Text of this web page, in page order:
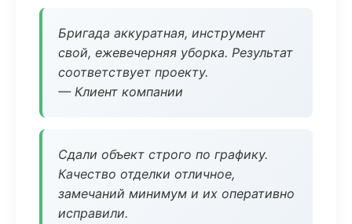
Бригада аккуратная, инструмент
свой, ежевечерняя уборка. Результат
соответствует проекту.
— Клиент компании
Сдали объект строго по графику.
Качество отделки отличное,
замечаний минимум и их оперативно
исправили.